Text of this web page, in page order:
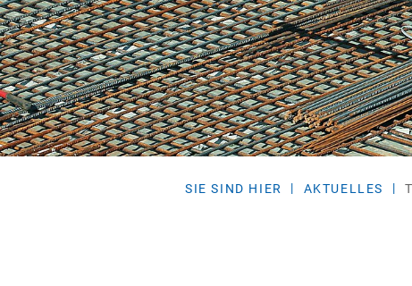
SIE SIND HIER AKTUELLES